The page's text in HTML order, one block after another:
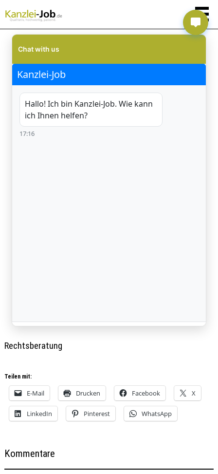
Chat with us
Rechtsberatung
Teilen mit:
E-Mail Drucken Facebook X
LinkedIn Pinterest WhatsApp
Kommentare